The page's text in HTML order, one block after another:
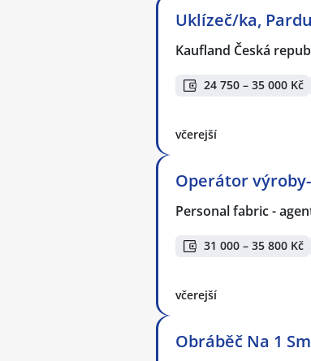
Uklízeč/ka,
Kaufland Česká
24 750 – 35 000 Kč
včerejší
Operátor výroby-
Personal fabric -
31 000 – 35 800 Kč
včerejší
Obráběč Na 1